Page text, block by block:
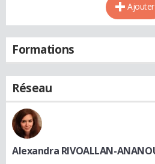
Ajouter
Formations
Réseau
Alexandra RIVOALLAN-